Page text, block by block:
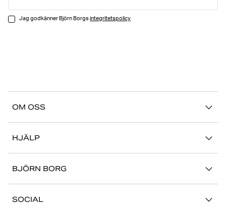
Jag godkänner Björn Borgsintegritetspolicy
OM OSS
Stories
Butiker
HJÄLP
FAQ
BJÖRN BORG
SOCIAL